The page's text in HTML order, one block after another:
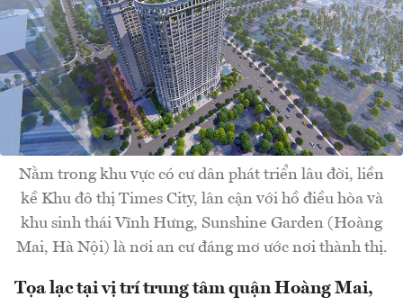
Nằm trong khu vực có cư dân phát triển lâu đời, liền
kề Khu đô thị Times City, lân cận với hồ điều hòa và
khu sinh thái Vĩnh Hưng, Sunshine Garden (Hoàng
Mai, Hà Nội) là nơi an cư đáng mơ ước nơi thành thị.
Tọa lạc tại vị trí trung tâm quận Hoàng Mai,